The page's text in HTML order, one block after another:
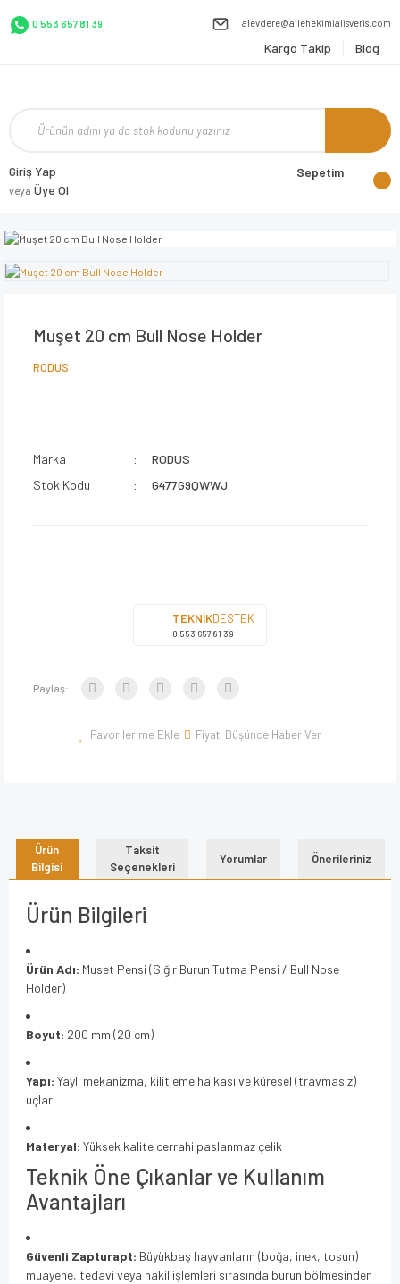
0 553 657 81 39 alevdere@ailehekimialisveris.com
Kargo Takip Blog
Giriş Yap
veya Üye Ol
Sepetim
Muşet 20 cm Bull Nose Holder
RODUS
Marka
RODUS
Stok Kodu
G477G9QWWJ
TEKNİKDESTEK
0 553 657 81 39
Paylaş:
Fiyatı Düşünce Haber Ver
Ürün
Bilgisi
Taksit
Seçenekleri
Yorumlar Önerileriniz
Ürün Bilgileri
Ürün Adı: Muset Pensi (Sığır Burun Tutma Pensi / Bull Nose
Holder)
Boyut: 200 mm (20 cm)
Yapı: Yaylı mekanizma, kilitleme halkası ve küresel (travmasız)
uçlar
Materyal: Yüksek kalite cerrahi paslanmaz çelik
Teknik Öne Çıkanlar ve Kullanım
Avantajları
Güvenli Zapturapt: Büyükbaş hayvanların (boğa, inek, tosun)
muayene, tedavi veya nakil işlemleri sırasında burun bölmesinden